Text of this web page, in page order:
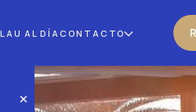
AL DÍA CONTACTO
×